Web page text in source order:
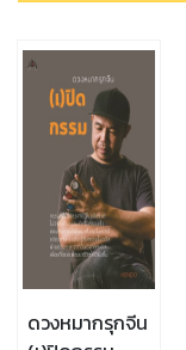
ดวงหมากรุกจีน